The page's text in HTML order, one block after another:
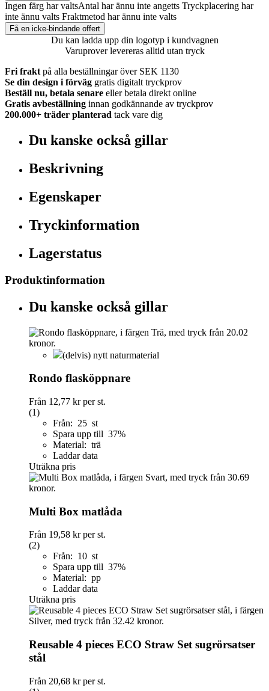
Ingen färg har valtsAntal har ännu inte angetts Tryckplacering har
inte ännu valts Fraktmetod har ännu inte valts
Få en icke-bindande offert
Du kan ladda upp din logotyp i kundvagnen
Varuprover levereras alltid utan tryck
Fri frakt på alla beställningar över SEK 1130
Se din design i förväg gratis digitalt tryckprov
Beställ nu, betala senare eller betala direkt online
Gratis avbeställning innan godkännande av tryckprov
200.000+ träder planterad tack vare dig
Du kanske också gillar
Beskrivning
Egenskaper
Tryckinformation
Lagerstatus
Produktinformation
Du kanske också gillar
(delvis) nytt naturmaterial
Rondo flasköppnare
Från 12,77 krper st.
(1)
Från: 25 st
Spara upp till 37%
Material: trä
Laddar data
Uträkna pris
Multi Box matlåda
Från 19,58 krper st.
(2)
Från: 10 st
Spara upp till 37%
Material: pp
Laddar data
Uträkna pris
Reusable 4 pieces ECO Straw Set sugrörsatser
stål
Från 20,68 krper st.